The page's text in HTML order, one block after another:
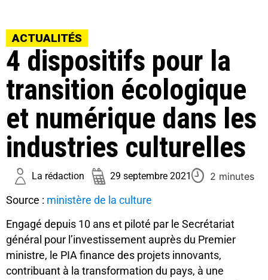
ACTUALITÉS
4 dispositifs pour la
transition écologique
et numérique dans les
industries culturelles
La rédaction 29 septembre 2021 2 minutes
Source : ministère de la culture
Engagé depuis 10 ans et piloté par le Secrétariat
général pour l’investissement auprès du Premier
ministre, le PIA finance des projets innovants,
contribuant à la transformation du pays, à une